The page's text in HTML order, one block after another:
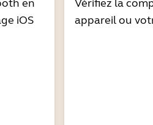
en
iOS
Vérifiez la
appareil ou